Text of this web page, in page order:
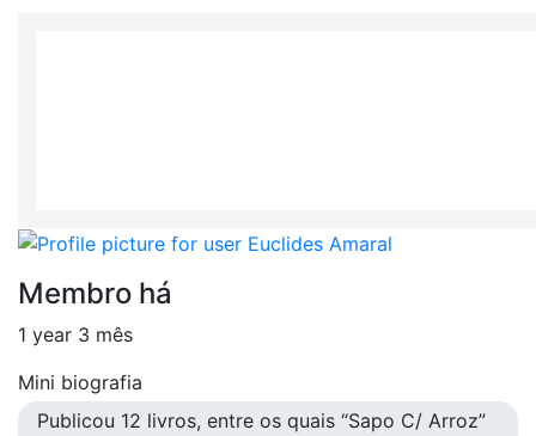
Membro há
1 year 3 mês
Mini biografia
Publicou 12 livros, entre os quais “Sapo C/ Arroz”